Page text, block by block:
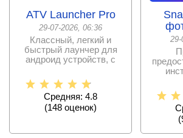
ATV Launcher Pro
29-07-2026, 06:36
Классный, легкий и
быстрый лаунчер для
андроид устройств, с
оформлением,
Средняя: 4.8
(148 оценок)
29-
(